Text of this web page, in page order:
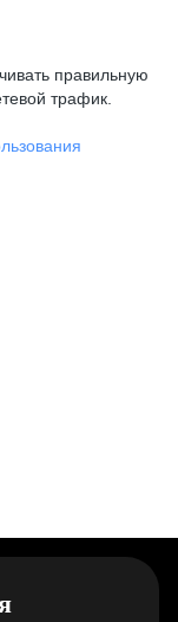
правильную
трафик.